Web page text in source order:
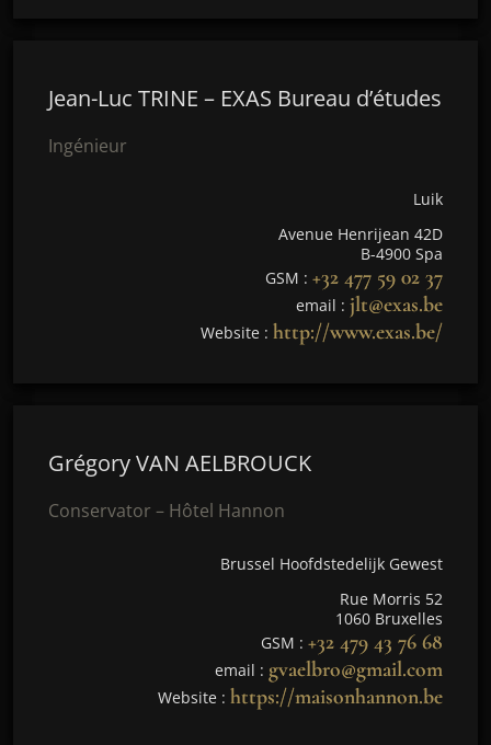
Jean-Luc TRINE – EXAS Bureau d’études
Ingénieur
Luik
Avenue Henrijean 42D
B-4900 Spa
GSM : +32 477 59 02 37
email : jlt@exas.be
Website : http://www.exas.be/
Grégory VAN AELBROUCK
Conservator – Hôtel Hannon
Brussel Hoofdstedelijk Gewest
Rue Morris 52
1060 Bruxelles
GSM : +32 479 43 76 68
email : gvaelbro@gmail.com
Website : https://maisonhannon.be